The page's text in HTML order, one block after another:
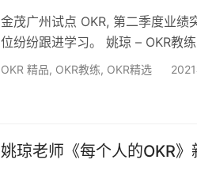
金茂广州试点 OKR, 第二季度业
位纷纷跟进学习。 姚琼 –
OKR 精品, OKR教练, OKR精选
姚琼老师《每个人的OKR》